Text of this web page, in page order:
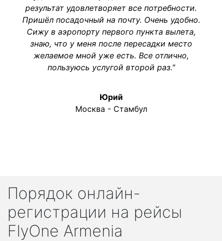
результат удовлетворяет все потребности.
Пришёл посадочный на почту. Очень удобно.
Сижу в аэропорту первого пункта вылета,
знаю, что у меня после пересадки место
желаемое мной уже есть. Все отлично,
пользуюсь услугой второй раз."
Юрий
Москва - Стамбул
Порядок онлайн-
регистрации на рейсы
FlyOne Armenia